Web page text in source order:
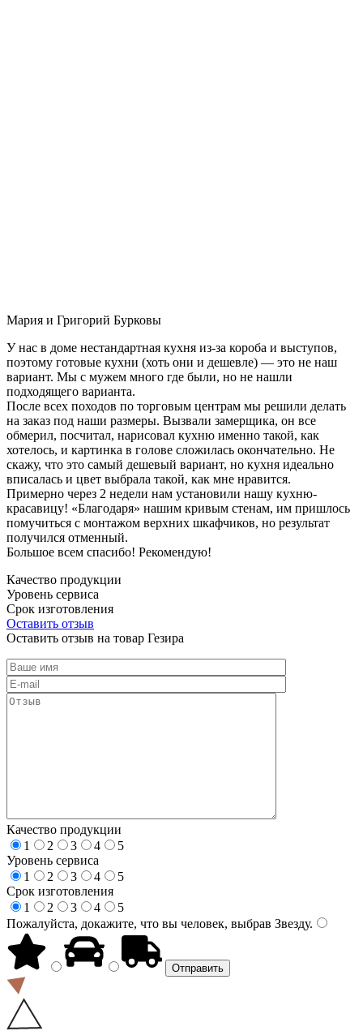
Мария и Григорий Бурковы
У нас в доме нестандартная кухня из-за короба и выступов,
поэтому готовые кухни (хоть они и дешевле) — это не наш
вариант. Мы с мужем много где были, но не нашли
подходящего варианта.
После всех походов по торговым центрам мы решили делать
на заказ под наши размеры. Вызвали замерщика, он все
обмерил, посчитал, нарисовал кухню именно такой, как
хотелось, и картинка в голове сложилась окончательно. Не
скажу, что это самый дешевый вариант, но кухня идеально
вписалась и цвет выбрала такой, как мне нравится.
Примерно через 2 недели нам установили нашу кухню-
красавицу! «Благодаря» нашим кривым стенам, им пришлось
помучиться с монтажом верхних шкафчиков, но результат
получился отменный.
Большое всем спасибо! Рекомендую!
Качество продукции
Уровень сервиса
Срок изготовления
Оставить отзыв
Оставить отзыв на товар Гезира
Качество продукции
1
2 3 4
5
Уровень сервиса
1
2 3 4
5
Срок изготовления
1
2 3 4
5
Пожалуйста, докажите, что вы человек, выбрав Звезду.